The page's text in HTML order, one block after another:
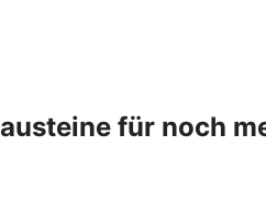
für noch